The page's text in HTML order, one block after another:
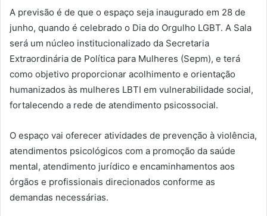
A previsão é de que o espaço seja inaugurado em 28 de
junho, quando é celebrado o Dia do Orgulho LGBT. A Sala
será um núcleo institucionalizado da Secretaria
Extraordinária de Política para Mulheres (Sepm), e terá
como objetivo proporcionar acolhimento e orientação
humanizados às mulheres LBTI em vulnerabilidade social,
fortalecendo a rede de atendimento psicossocial.
O espaço vai oferecer atividades de prevenção à violência,
atendimentos psicológicos com a promoção da saúde
mental, atendimento jurídico e encaminhamentos aos
órgãos e profissionais direcionados conforme as
demandas necessárias.